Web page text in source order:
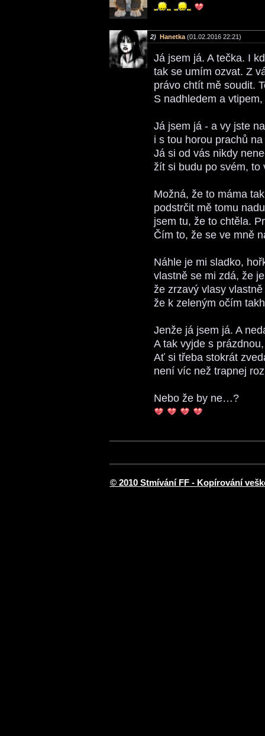
2) Hanetka (01.02.2016 22:21)
Já jsem já. A tečka. I
tak se umím ozvat. Z
právo chtít mě soudit.
S nadhledem a
Já jsem já - a vy jste
i s tou horou prachů
Já si od vás nikdy
žít si budu po svém, to
Možná, že to máma
podstrčit mě tomu
jsem tu, že to chtěla.
Čím to, že se ve mně
Náhle je mi sladko,
vlastně se mi zdá, že
že zrzavý vlasy
že k zeleným očím
Jenže já jsem já. A
A tak vyjde s
Ať si třeba stokrát
není víc než trapnej
Nebo že by ne…?
© 2010 Stmívání FF - Kopírování